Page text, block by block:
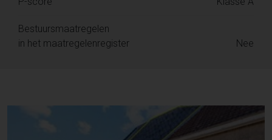
Bestuursmaatregelen
in het maatregelenregister
Nee